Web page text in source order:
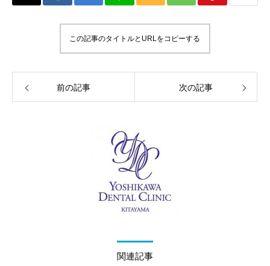
この記事のタイトルとURLをコピーする
前の記事 次の記事
関連記事